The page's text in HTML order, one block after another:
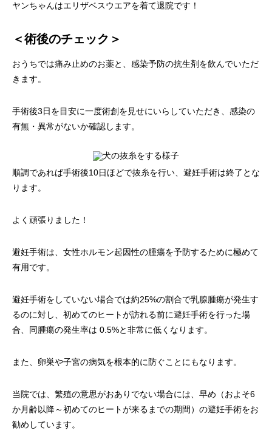
ヤンちゃんはエリザベスウエアを着て退院です！
＜術後のチェック＞
おうちでは痛み止めのお薬と、感染予防の抗生剤を飲んでいただ
きます。
手術後3日を目安に一度術創を見せにいらしていただき、感染の
有無・異常がないか確認します。
順調であれば手術後10日ほどで抜糸を行い、避妊手術は終了とな
ります。
よく頑張りました！
避妊手術は、女性ホルモン起因性の腫瘍を予防するために極めて
有用です。
避妊手術をしていない場合では約25%の割合で乳腺腫瘍が発生す
るのに対し、初めてのヒートが訪れる前に避妊手術を行った場
合、同腫瘍の発生率は 0.5%と非常に低くなります。
また、卵巣や子宮の病気を根本的に防ぐことにもなります。
当院では、繁殖の意思がおありでない場合には、早め（およそ6
か月齢以降～初めてのヒートが来るまでの期間）の避妊手術をお
勧めしています。